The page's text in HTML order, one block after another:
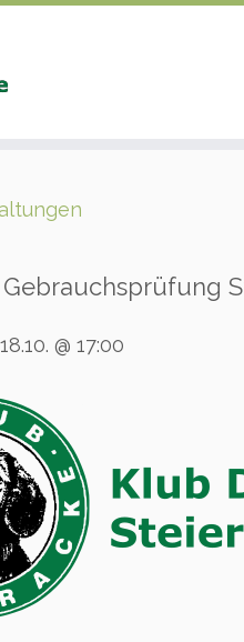
18.10. @ 17:00